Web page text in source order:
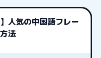
人気の中国語フレー
法